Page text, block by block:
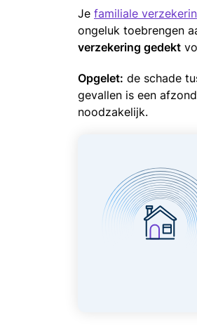
Je familiale
ongeluk toebrengen
verzekering gedekt
Opgelet: de schade
gevallen is een
noodzakelijk.